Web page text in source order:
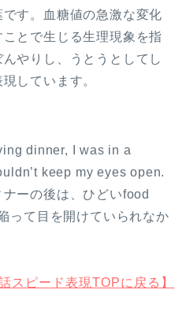
す。血糖値の急激な変化
とで生じる生理現象を指
やりし、うとうとしてし
しています。
dinner, I was in a
keep my eyes open.
ナーの後は、ひどいfood
って目を開けていられなか
スピード表現TOPに戻る】